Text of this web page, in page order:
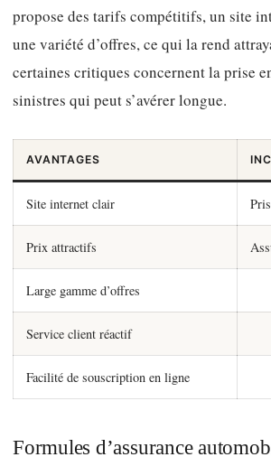
propose des tarifs compétitifs, un site
une variété d’offres, ce qui la rend
certaines critiques concernent la prise
sinistres qui peut s’avérer longue.
AVANTAGES
Site internet clair
Prix attractifs
Large gamme d’offres
Service client réactif
Facilité de souscription en ligne
Formules d’assurance